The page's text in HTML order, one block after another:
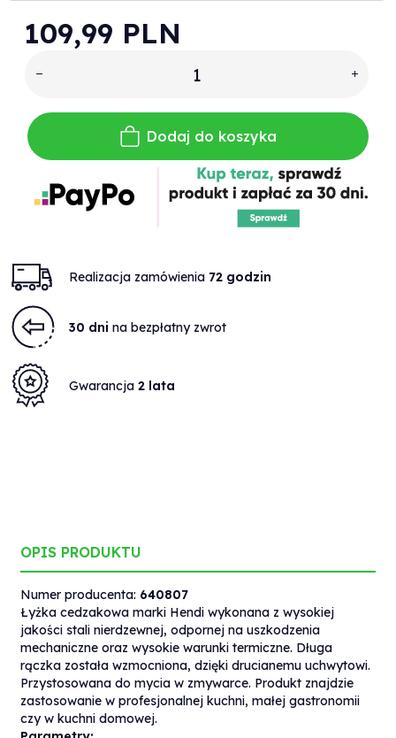
109,99 PLN
Dodaj do koszyka
Realizacja zamówienia 72 godzin
30 dni na bezpłatny zwrot
Gwarancja 2 lata
OPIS PRODUKTU
Numer producenta: 640807
Łyżka cedzakowa marki Hendi wykonana z wysokiej
jakości stali nierdzewnej, odpornej na uszkodzenia
mechaniczne oraz wysokie warunki termiczne. Długa
rączka została wzmocniona, dzięki drucianemu uchwytowi.
Przystosowana do mycia w zmywarce. Produkt znajdzie
zastosowanie w profesjonalnej kuchni, małej gastronomii
czy w kuchni domowej.